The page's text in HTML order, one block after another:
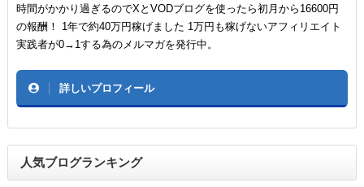
時間がかかり過ぎるのでXとVODブログを使ったら初月から16600円
の報酬！ 1年で約40万円稼げました 1万円も稼げないアフィリエイト
実践者が0→1する為のメルマガを発行中。
詳しいプロフィール
人気ブログランキング